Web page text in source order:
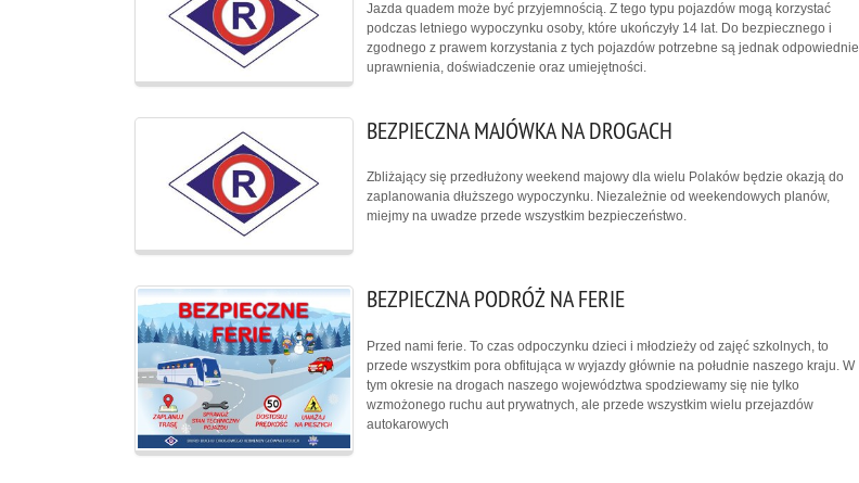
Jazda quadem może być przyjemnością. Z tego typu pojazdów mogą korzystać
podczas letniego wypoczynku osoby, które ukończyły 14 lat. Do bezpiecznego i
zgodnego z prawem korzystania z tych pojazdów potrzebne są jednak odpowiednie
uprawnienia, doświadczenie oraz umiejętności.
BEZPIECZNA MAJÓWKA NA DROGACH
Zbliżający się przedłużony weekend majowy dla wielu Polaków będzie okazją do
zaplanowania dłuższego wypoczynku. Niezależnie od weekendowych planów,
miejmy na uwadze przede wszystkim bezpieczeństwo.
BEZPIECZNA PODRÓŻ NA FERIE
Przed nami ferie. To czas odpoczynku dzieci i młodzieży od zajęć szkolnych, to
przede wszystkim pora obfitująca w wyjazdy głównie na południe naszego kraju. W
tym okresie na drogach naszego województwa spodziewamy się nie tylko
wzmożonego ruchu aut prywatnych, ale przede wszystkim wielu przejazdów
autokarowych